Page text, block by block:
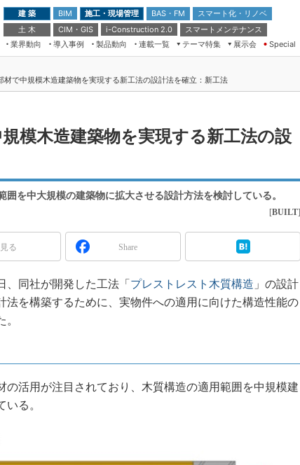
建 築 BIM 施工・現場管理 BAS・FM
スマート化・リノベ
土 木
CIM・GIS i-Construction 2.0
スマートメンテナンス
業界動向
導入事例 製品動向 連載一覧
テーマ特集
ドローンがもたらす建設業界の“ゲー
ムチェンジ” Ver.2.0
“Society5.0”時代のスマートビル
展示会
第8回 国際 建設・測量展
築・土木・不動産の先端技術展－
メンテナンス・レジリエンスOSAKA
メンテナンス・レジリエンスTOKYO
IGAS2018
Special
材で中規模木造建築物を実現する新工法の設計法を確立：新工法
模木造建築物を実現する新工法の設
を中大規模の建築物に拡大させる設計方法を検討している。
[BUILT]
見る Share
同社が開発した工法「 プレストレスト木質構造 」の設計
法を構築するために、実物件への適用に向けた構造性能の
活用が注目されており、木質構造の適用範囲を中規模建
る。